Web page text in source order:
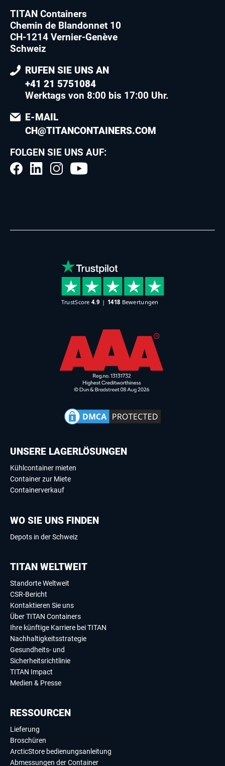
TITAN Containers
Chemin de Blandonnet 10
CH-1214 Vernier-Genève
Schweiz
RUFEN SIE UNS AN
+41 21 5751084
Werktags von 8:00 bis 17:00 Uhr.
E-MAIL
CH@TITANCONTAINERS.COM
FOLGEN SIE UNS AUF:
UNSERE LAGERLÖSUNGEN
Kühlcontainer mieten
Container zur Miete
Containerverkauf
WO SIE UNS FINDEN
Depots in der Schweiz
TITAN WELTWEIT
Standorte Weltweit
CSR-Bericht
Kontaktieren Sie uns
Über TITAN Containers
Ihre künftige Karriere bei TITAN
Nachhaltigkeitsstrategie
Gesundheits- und
Sicherheitsrichtlinie
TITAN Impact
Medien & Presse
RESSOURCEN
Lieferung
Broschüren
ArcticStore bedienungsanleitung
Abmessungen der Container